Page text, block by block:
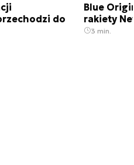
do
Blue
rakiety
3 min.